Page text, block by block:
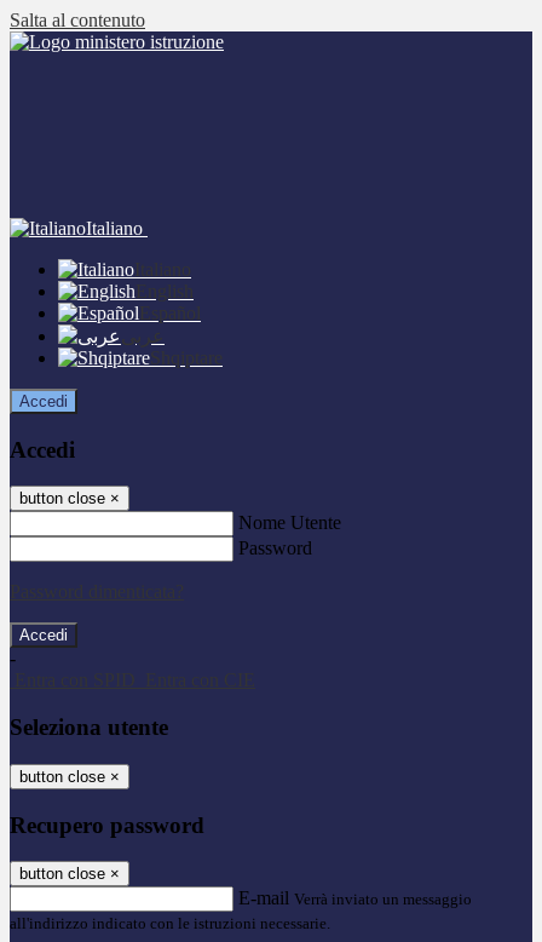
Salta al contenuto
Italiano
Italiano
English
Español
عربى
Shqiptare
Accedi
Accedi
button close ×
Nome Utente
Password
Password dimenticata?
-
Entra con SPID
Entra con CIE
Seleziona utente
button close ×
Recupero password
button close ×
E-mail Verrà inviato un messaggio
all'indirizzo indicato con le istruzioni necessarie.